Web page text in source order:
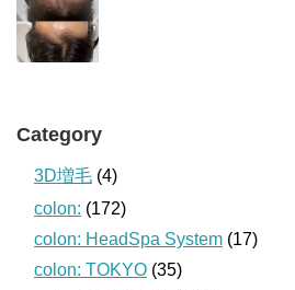
Category
3D増毛 (4)
colon: (172)
colon: HeadSpa System (17)
colon: TOKYO (35)